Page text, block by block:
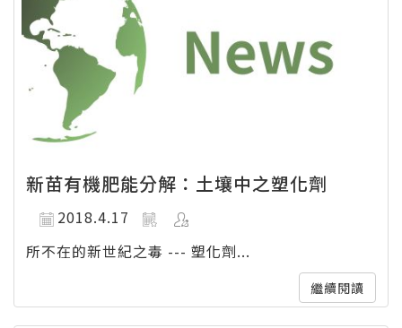
新苗有機肥能分解：土壤中之塑化劑
2018.4.17
所不在的新世紀之毒 --- 塑化劑...
繼續閱讀